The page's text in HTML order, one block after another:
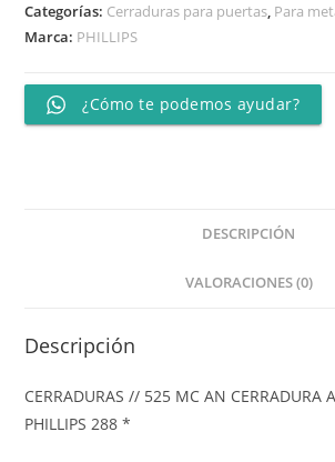
Categorías: Cerraduras para puertas, Para
Marca: PHILLIPS
¿Cómo te podemos ayudar?
DESCRIPCIÓN
VALORACIONES (0)
Descripción
CERRADURAS // 525 MC AN CERRADURA
PHILLIPS 288 *